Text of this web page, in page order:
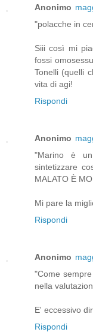
Anonimo
"polacche in
Siii così mi
fossi
Tonelli (quelli
vita di agi!
Rispondi
Anonimo
"Marino è
sintetizzare
MALATO È
Mi pare la
Rispondi
Anonimo
"Come
nella
E' eccessivo
Rispondi